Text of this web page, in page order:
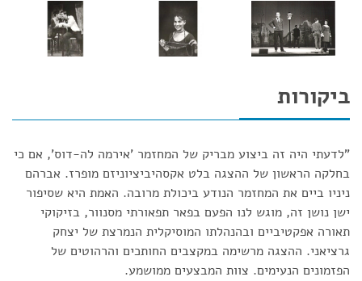
ביקורות
"לדעתי היה זה ביצוע מבריק של המחזמר 'אירמה לה-דוס', אם כי
בחלקה הראשון של ההצגה בלט אקסהיביציוניזם מופרז. אברהם
ניניו ביים את המחזמר הנודע ביכולת מרובה. האמת היא שסיפור
ישן נושן זה, מוגש לנו הפעם בפאר תפאורתי מסנוור, בזיקוקי
תאורה אפקטיביים ובהנהלתו המוסיקלית הנמרצת של יצחק
גרציאני. ההצגה מרשימה במקצבים החותכים והרהוטים של
הפזמונים הנעימים. צוות המבצעים ממושמע.